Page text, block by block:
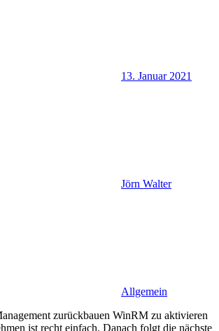
13. Januar 2021
Jörn Walter
Allgemein
zurückbauen WinRM zu aktivieren
ist recht einfach. Danach folgt die nächste